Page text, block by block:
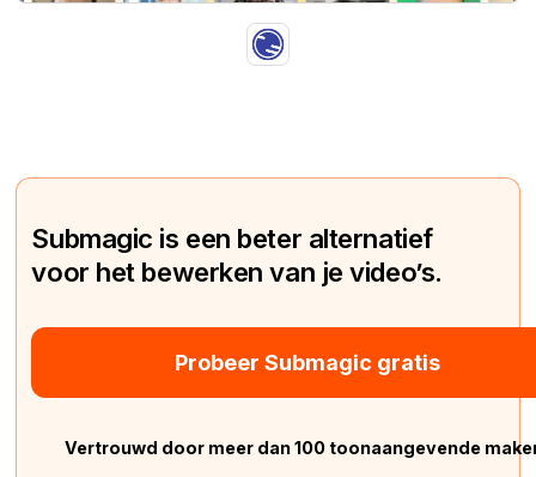
Submagic is een beter alternatief
voor het bewerken van je video’s.
Probeer Submagic gratis
Vertrouwd door meer dan 100 toonaangevende